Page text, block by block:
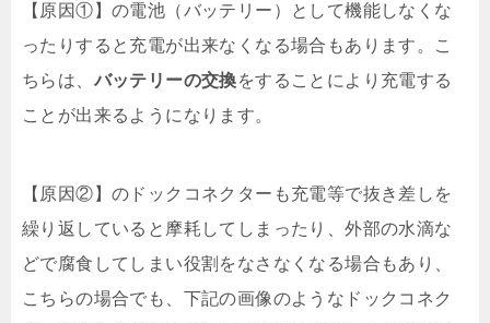
【原因①】の電池（バッテリー）として機能しなくな
ったりすると充電が出来なくなる場合もあります。こ
ちらは、 バッテリーの交換をすることにより充電する
ことが出来るようになります。
【原因②】のドックコネクターも充電等で抜き差しを
繰り返していると摩耗してしまったり、外部の水滴な
どで腐食してしまい役割をなさなくなる場合もあり、
こちらの場合でも、下記の画像のようなドックコネク